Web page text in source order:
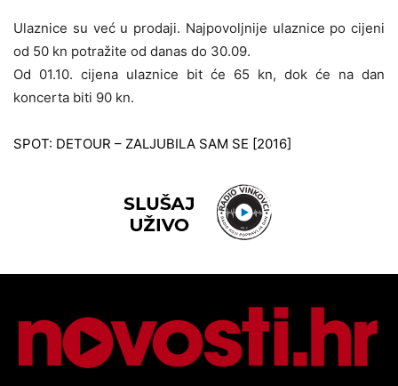
Ulaznice su već u prodaji. Najpovoljnije ulaznice po cijeni
od 50 kn potražite od danas do 30.09.
Od 01.10. cijena ulaznice bit će 65 kn, dok će na dan
koncerta biti 90 kn.
SPOT: DETOUR – ZALJUBILA SAM SE [2016]